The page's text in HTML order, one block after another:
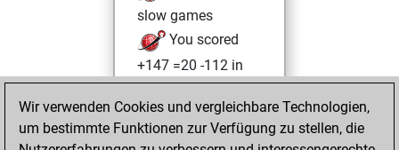
slow games
You scored
+147 =20 -112 in
slow games
Dienstag, März 31,
2026
Wir verwenden Cookies und vergleichbare Technologien,
um bestimmte Funktionen zur Verfügung zu stellen, die